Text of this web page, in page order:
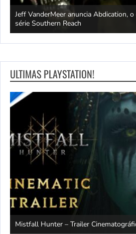
Jeff VanderMeer anuncia Abdication,
série Southern Reach
ULTIMAS PLAYSTATION!
Mistfall Hunter – Trailer